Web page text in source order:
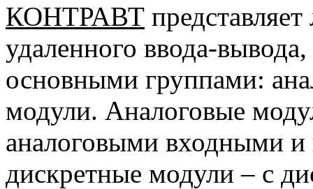
КОНТРАВТ
удаленного ввода-вывода,
основными группами:
модули. Аналоговые
аналоговыми входными
дискретные модули – с